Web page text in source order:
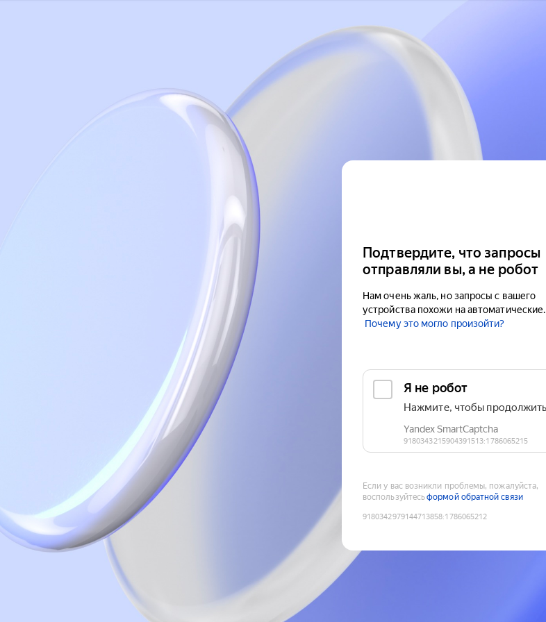
Подтвердите, что запросы
отправляли вы, а не робот
Нам очень жаль, но запросы с вашего
устройства похожи на автоматические.
Почему это могло произойти?
Если у вас возникли проблемы, пожалуйста,
воспользуйтесьформой обратной связи
9180342979144713858:1786065212